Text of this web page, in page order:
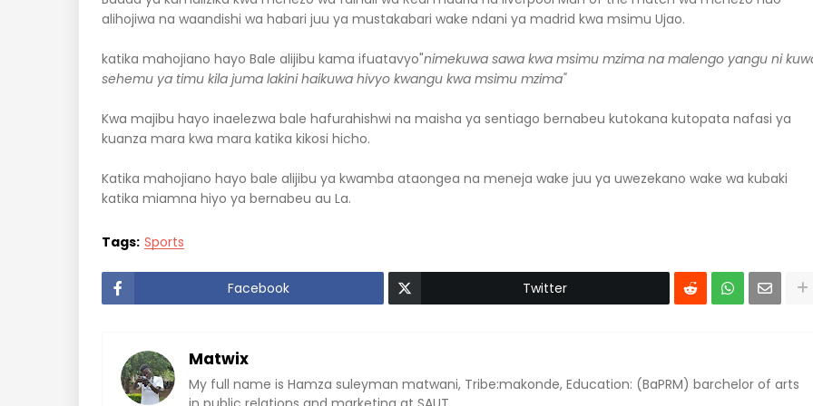
alihojiwa na waandishi wa habari juu ya mustakabari wake ndani ya madrid kwa msimu Ujao.
katika mahojiano hayo Bale alijibu kama ifuatavyo"nimekuwa sawa kwa msimu mzima na malengo yangu ni
sehemu ya timu kila juma lakini haikuwa hivyo kwangu kwa msimu mzima"
Kwa majibu hayo inaelezwa bale hafurahishwi na maisha ya sentiago bernabeu kutokana kutopata nafasi ya
kuanza mara kwa mara katika kikosi hicho.
Katika mahojiano hayo bale alijibu ya kwamba ataongea na meneja wake juu ya uwezekano wake wa kubaki
katika miamna hiyo ya bernabeu au La.
Tags: Sports
Facebook Twitter
Matwix
My full name is Hamza suleyman matwani, Tribe:makonde, Education: (BaPRM) barchelor of arts